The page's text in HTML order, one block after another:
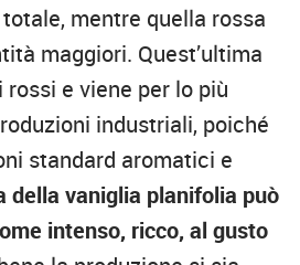
mentre quella rossa
maggiori. Quest’ultima
e viene per lo più
industriali, poiché
standard aromatici e
della vaniglia planifolia può
intenso, ricco, al gusto